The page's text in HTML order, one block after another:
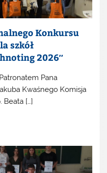
Konkursu
szkół
2026″
Pana
Kwaśnego Komisja
Beata […]